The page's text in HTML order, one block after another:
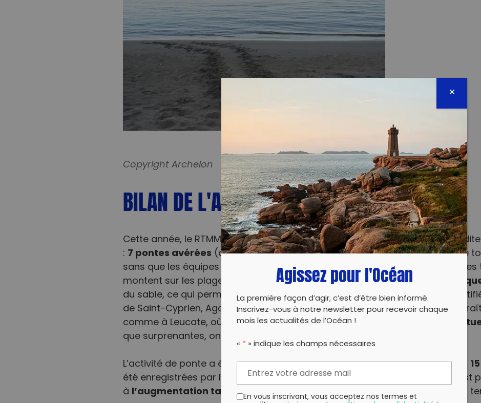
Copyright Archelon
BILAN DE L'ANNÉE 2024
Cette année, le RTMMF a enregistré10 activités de pontesur le littoral
: 7 pontes avérées (œufs localisés) et3 tentatives de ponte(sortie d'une
sans que les équipes du RTMMF parviennent à localiser les œufs). Lorsque
montent sur les plages pour pondre, elles laissent destraces
du sable, ce qui permet de localiser les nids. Ainsi, des nids ont pu être
de Saint-Cyprien, Agde et Narbonne. Cependant, ces traces peuvent
comme à Leucate, où desémergences spontanées de nouveau-nés
que surprenantes, ont été observées.
L’activité de ponte a été relativementfaible comparée à celle de 2023, où
été enregistrées par le RTMMF sur le littoral méditerranéen français. Cela est
à l’augmentation tardive des températures printanières, aussi bien sur
Agissez pour l'Océan
La première façon d’agir, c’est d’être bien informé.
Inscrivez-vous à notre newsletter pour recevoir chaque
mois les actualités de l’Océan !
« * » indique les champs nécessaires
En vous inscrivant, vous acceptez nos termes et